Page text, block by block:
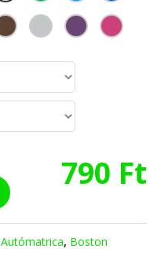
790 Ft
Autómatrica, Boston